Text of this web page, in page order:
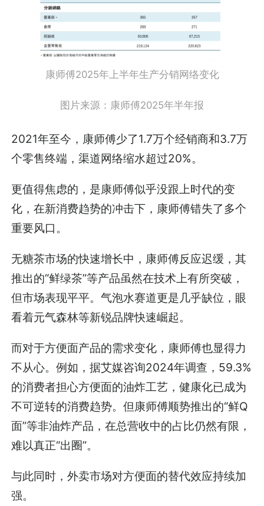
康师傅2025年上半年生产分销网络变化
图片来源：康师傅2025年半年报
2021年至今，康师傅少了1.7万个经销商和3.7万
个零售终端，渠道网络缩水超过20%。
更值得焦虑的，是康师傅似乎没跟上时代的变
化，在新消费趋势的冲击下，康师傅错失了多个
重要风口。
无糖茶市场的快速增长中，康师傅反应迟缓，其
推出的“鲜绿茶”等产品虽然在技术上有所突破，
但市场表现平平。气泡水赛道更是几乎缺位，眼
看着元气森林等新锐品牌快速崛起。
而对于方便面产品的需求变化，康师傅也显得力
不从心。例如，据艾媒咨询2024年调查，59.3%
的消费者担心方便面的油炸工艺，健康化已成为
不可逆转的消费趋势。但康师傅顺势推出的“鲜Q
面”等非油炸产品，在总营收中的占比仍然有限，
难以真正“出圈”。
与此同时，外卖市场对方便面的替代效应持续加
强。